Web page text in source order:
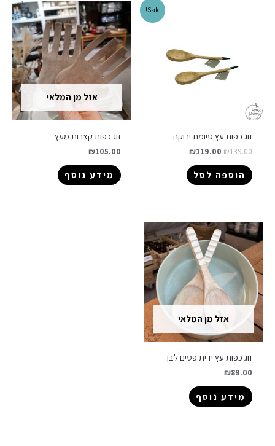
Sale!
זוג כפות עץ סיומת ירוקה
₪139.00
₪119.00
הוספה לסל
אזל מן המלאי
זוג כפות קצרות מעץ
₪105.00
מידע נוסף
אזל מן המלאי
זוג כפות עץ ידית פסים לבן
₪89.00
מידע נוסף